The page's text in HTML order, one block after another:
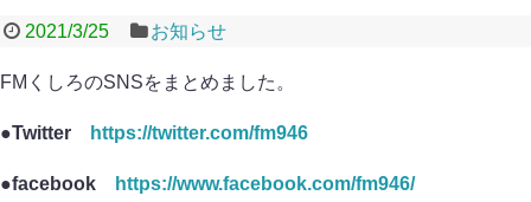
2021/3/25 お知らせ
FMくしろのSNSをまとめました。
●Twitter https://twitter.com/fm946
●facebook https://www.facebook.com/fm946/